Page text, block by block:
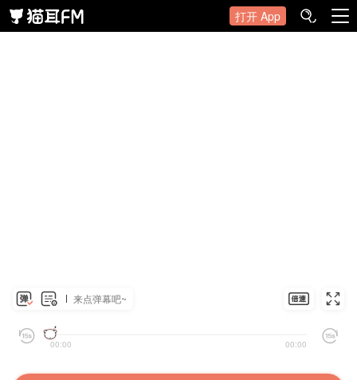
打开 App
来点弹幕吧~
00:00 00:00